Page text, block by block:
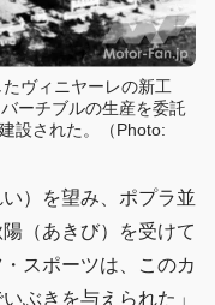
ヴィニヤーレの新工
ーチブルの生産を委託
設された。（Photo:
）を望み、ポプラ並
（あきび）を受けて
スポーツは、このカ
ぶきを与えられた」